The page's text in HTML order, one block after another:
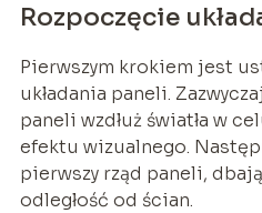
Rozpoczęcie
Pierwszym krokiem jest
układania paneli.
paneli wzdłuż światła w
efektu wizualnego.
pierwszy rząd paneli,
odległość od ścian.